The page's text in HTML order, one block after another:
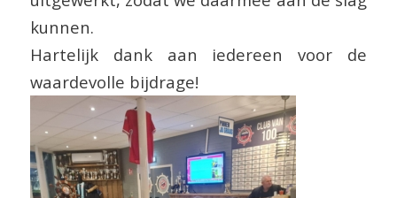
kunnen.
Hartelijk dank aan iedereen voor de
waardevolle bijdrage!